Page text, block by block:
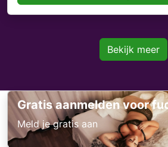
Bekijk meer
Gratis aanmelden voor
Meld je gratis aan